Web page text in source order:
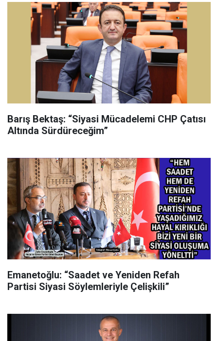
Barış Bektaş: “Siyasi Mücadelemi CHP Çatısı
Altında Sürdüreceğim”
Emanetoğlu: “Saadet ve Yeniden Refah
Partisi Siyasi Söylemleriyle Çelişkili”